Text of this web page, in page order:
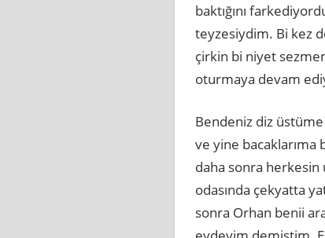
baktığını
teyzesiydim. Bi kez
çirkin bi niyet
oturmaya devam
Bendeniz diz
ve yine bacaklarıma
daha sonra herkesin
odasında çekyatta
sonra Orhan benii